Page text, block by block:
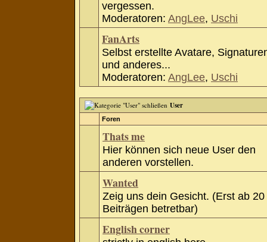
vergessen.
Moderatoren: AngLee, Uschi
FanArts
Selbst erstellte Avatare,
und anderes...
Moderatoren: AngLee, Uschi
User
Foren
Thats me
Hier können sich neue User den
anderen vorstellen.
Wanted
Zeig uns dein Gesicht. (Erst ab 20
Beiträgen betretbar)
English corner